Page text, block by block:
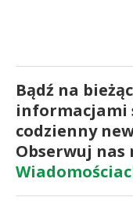
Bądź na
informacjami
codzienny
Obserwuj nas